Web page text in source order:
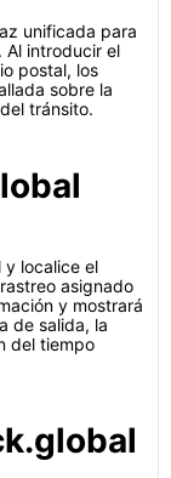
unificada para
Al introducir el
postal, los
sobre la
tránsito.
y localice el
asignado
y mostrará
de salida, la
del tiempo